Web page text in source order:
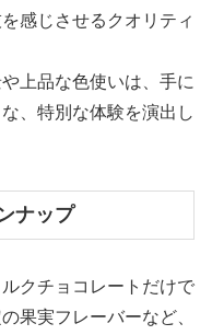
感じさせるクオリティ
上品な色使いは、手に
、特別な体験を演出し
ナップ
クチョコレートだけで
果実フレーバーなど、